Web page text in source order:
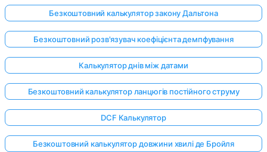
Безкоштовний калькулятор закону Дальтона
Безкоштовний розв'язувач коефіцієнта демпфування
Калькулятор днів між датами
Безкоштовний калькулятор ланцюгів постійного струму
DCF Калькулятор
Безкоштовний калькулятор довжини хвилі де Бройля